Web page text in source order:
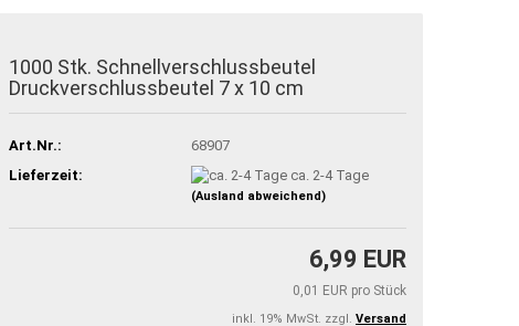
1000 Stk. Schnellverschlussbeutel
Druckverschlussbeutel 7 x 10 cm
Art.Nr.:
68907
Lieferzeit:
ca. 2-4 Tage
(Ausland abweichend)
6,99 EUR
0,01 EUR pro Stück
inkl. 19% MwSt. zzgl. Versand